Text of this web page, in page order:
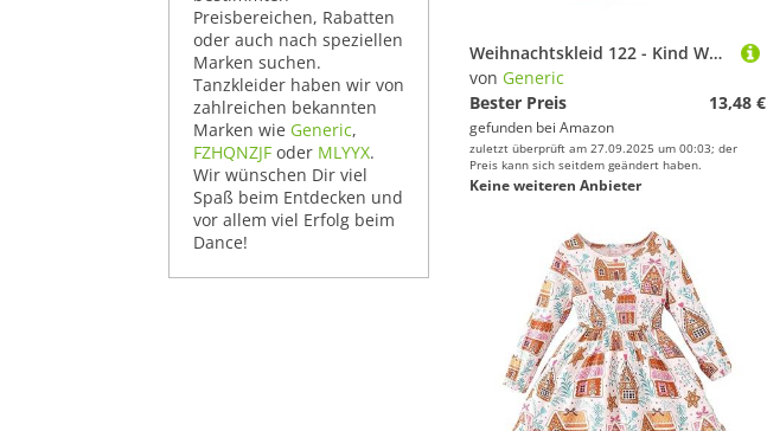
Preisbereichen, Rabatten
oder auch nach speziellen
Marken suchen.
Tanzkleider haben wir von
zahlreichen bekannten
Marken wie Generic,
FZHQNZJF oder MLYYX.
Wir wünschen Dir viel
Spaß beim Entdecken und
vor allem viel Erfolg beim
Dance!
Weihnachtskleid 122 - Kind Weihnachten Mädchen Ärmellose Kleider Party Dance Kostüm Kinder Weihnachten Kleid
von Generic
Bester Preis
13,48 €
gefunden bei Amazon
zuletzt überprüft am 27.09.2025 um 00:03; der
Preis kann sich seitdem geändert haben.
Keine weiteren Anbieter